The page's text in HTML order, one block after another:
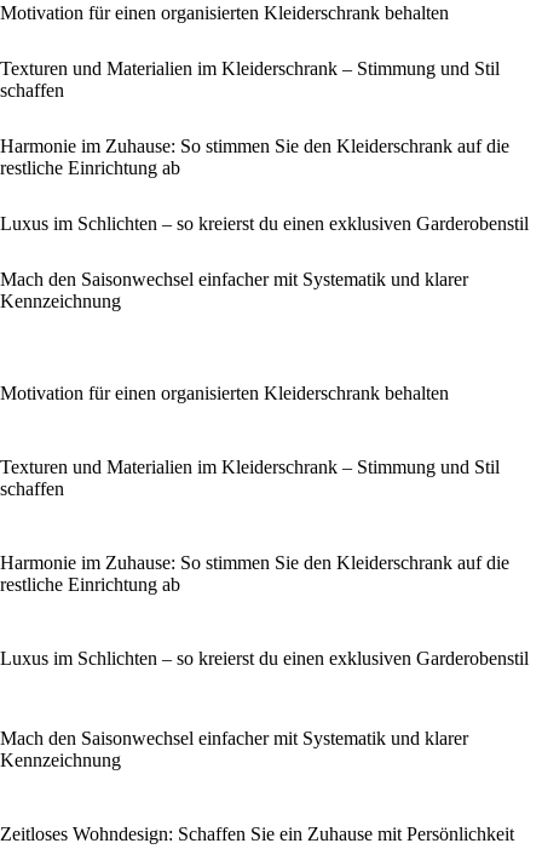
Motivation für einen organisierten Kleiderschrank behalten
Texturen und Materialien im Kleiderschrank – Stimmung und Stil
schaffen
Harmonie im Zuhause: So stimmen Sie den Kleiderschrank auf die
restliche Einrichtung ab
Luxus im Schlichten – so kreierst du einen exklusiven Garderobenstil
Mach den Saisonwechsel einfacher mit Systematik und klarer
Kennzeichnung
Motivation für einen organisierten Kleiderschrank behalten
Texturen und Materialien im Kleiderschrank – Stimmung und Stil
schaffen
Harmonie im Zuhause: So stimmen Sie den Kleiderschrank auf die
restliche Einrichtung ab
Luxus im Schlichten – so kreierst du einen exklusiven Garderobenstil
Mach den Saisonwechsel einfacher mit Systematik und klarer
Kennzeichnung
Zeitloses Wohndesign: Schaffen Sie ein Zuhause mit Persönlichkeit